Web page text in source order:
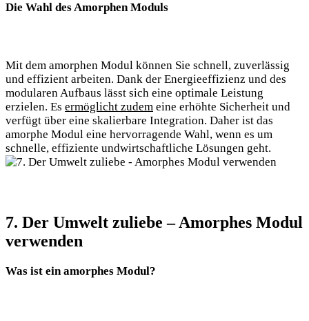
Die Wahl des Amorphen Moduls
Mit dem amorphen Modul können Sie schnell, zuverlässig
und effizient arbeiten. Dank der Energieeffizienz und des
modularen Aufbaus lässt sich eine optimale Leistung
erzielen. Es ermöglicht zudem eine erhöhte Sicherheit und
verfügt über eine skalierbare Integration. Daher ist das
amorphe Modul eine hervorragende Wahl, wenn es um
schnelle, effiziente undwirtschaftliche Lösungen geht.
7. Der Umwelt zuliebe – Amorphes Modul
verwenden
Was ist ein amorphes Modul?